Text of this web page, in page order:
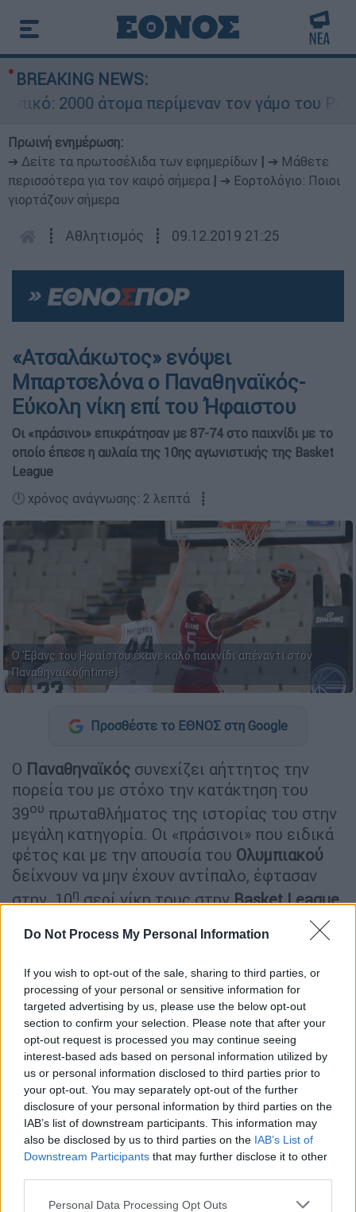
Do Not Process My Personal Information
If you wish to opt-out of the sale, sharing to third parties, or
processing of your personal or sensitive information for
targeted advertising by us, please use the below opt-out
section to confirm your selection. Please note that after your
opt-out request is processed you may continue seeing
interest-based ads based on personal information utilized by
us or personal information disclosed to third parties prior to
your opt-out. You may separately opt-out of the further
disclosure of your personal information by third parties on the
IAB’s list of downstream participants. This information may
also be disclosed by us to third parties on the IAB’s List of
Downstream Participants that may further disclose it to other
Please note that this website/app uses one or more Google
Personal Data Processing Opt Outs
BREAKING NEWS:
2000 άτομα περίμεναν τον γάμο του
Πρωινή ενημέρωση:
➔ Δείτε τα πρωτοσέλιδα των εφημερίδων
➔ Μάθετε
περισσότερα για τον καιρό σήμερα
➔ Εορτολόγιο: Ποιοι
γιορτάζουν σήμερα
┋ Αθλητισμός ┋ 09.12.2019 21:25
«Ατσαλάκωτος» ενόψει
Μπαρτσελόνα ο Παναθηναϊκός-
Εύκολη νίκη επί του Ήφαιστου
Οι «πράσινοι» επικράτησαν με 87-74 στο παιχνίδι με το
οποίο έπεσε η αυλαία της 10ης αγωνιστικής της Basket
League
🕛 χρόνος ανάγνωσης: 2 λεπτά ┋
Ο 'Εβανς του Ηφαίστου έκανε καλό παιχνίδι απέναντι στον
Παναθηναϊκό(intime)
Προσθέστε το ΕΘΝΟΣ στη Google
Ο Παναθηναϊκός συνεχίζει αήττητος την
πορεία του με στόχο την κατάκτηση του
39ου πρωταθλήματος της ιστορίας του στην
μεγάλη κατηγορία. Οι «πράσινοι» που ειδικά
φέτος και με την απουσία του Ολυμπιακού
δείχνουν να μην έχουν αντίπαλο, έφτασαν
στην 10ησερί νίκη τους στηνBasket League
Ήφαιστο Λήμνου με
87-74. Με το συγκεκριμένο παιχνίδι έπεσε η
«αυλαία» της 10
αγωνιστικής στο
πρωτάθλημα της Α1.
Ρικ Πιτίνοείχε την ευκαιρία να τεστάρει
την ετοιμότητα παικτών του ενόψει ενός
δύσκολου αγώνα για την 13ηαγωνιστική της
Euroleague στην Βαρκελώνη(Παρασκευή,
13/12) απέναντι στην φορμαρισμένη φέτος
Μπαρτσελόνα.
Ο Ήφαιστος αποδείχθηκε ιδιαίτερα
ανταγωνιστικός στο πρώτο ημίχρονο(σκορ
47-44) κατάφερε να ελέγξει τα ριμπάουντ,